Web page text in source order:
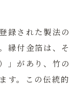
録された製法の
縁付金箔は、そ
」があり、竹の
す。この伝統的